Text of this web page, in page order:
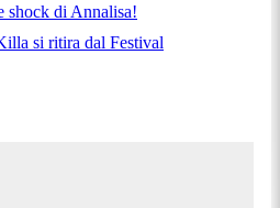
shock di Annalisa!
si ritira dal Festival